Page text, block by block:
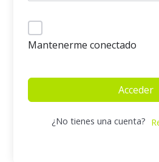
Mantenerme conectado
Acceder
¿No tienes una cuenta?